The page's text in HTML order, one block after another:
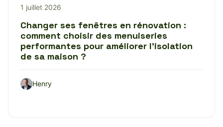
1 juillet 2026
Changer ses fenêtres en rénovation :
comment choisir des menuiseries
performantes pour améliorer l’isolation
de sa maison ?
Henry